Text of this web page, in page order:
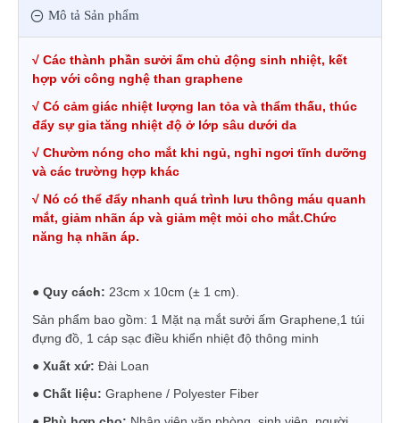
Mô tả Sản phẩm
√ Các thành phần sưởi ấm chủ động sinh nhiệt, kết
hợp với công nghệ than graphene
√ Có cảm giác nhiệt lượng lan tỏa và thẩm thấu, thúc
đẩy sự gia tăng nhiệt độ ở lớp sâu dưới da
√ Chườm nóng cho mắt khi ngủ, nghỉ ngơi tĩnh dưỡng
và các trường hợp khác
√ Nó có thể đẩy nhanh quá trình lưu thông máu quanh
mắt, giảm nhãn áp và giảm mệt mỏi cho mắt.Chức
năng hạ nhãn áp.
● Quy cách: 23cm x 10cm (± 1 cm).
Sản phẩm bao gồm: 1 Mặt nạ mắt sưởi ấm Graphene, 1 túi
đựng đồ, 1 cáp sạc điều khiển nhiệt độ thông minh
● Xuất xứ: Đài Loan
● Chất liệu: Graphene / Polyester Fiber